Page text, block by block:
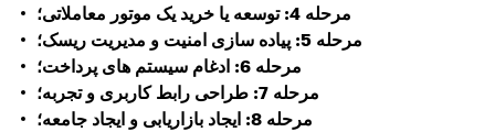
مرحله 4: توسعه یا خرید یک موتور معاملاتی؛
مرحله 5: پیاده سازی امنیت و مدیریت ریسک؛
مرحله 6: ادغام سیستم های پرداخت؛
مرحله 7: طراحی رابط کاربری و تجربه؛
مرحله 8: ایجاد بازاریابی و ایجاد جامعه؛